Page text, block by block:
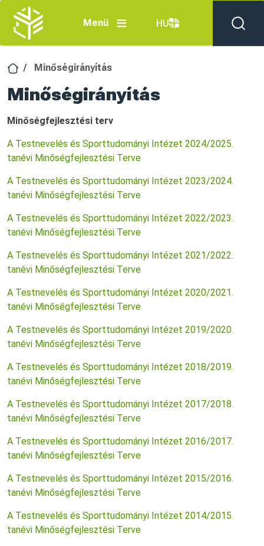
Ugrás a tartalomra
Menü
HU
Minőségirányítás
Minőségirányítás
Minőségfejlesztési terv
A Testnevelés és Sporttudományi Intézet 2024/2025.
tanévi Minőségfejlesztési Terve
A Testnevelés és Sporttudományi Intézet 2023/2024.
tanévi Minőségfejlesztési Terve
A Testnevelés és Sporttudományi Intézet 2022/2023.
tanévi Minőségfejlesztési Terve
A Testnevelés és Sporttudományi Intézet 2021/2022.
tanévi Minőségfejlesztési Terve
A Testnevelés és Sporttudományi Intézet 2020/2021.
tanévi Minőségfejlesztési Terve
A Testnevelés és Sporttudományi Intézet 2019/2020.
tanévi Minőségfejlesztési Terve
A Testnevelés és Sporttudományi Intézet 2018/2019.
tanévi Minőségfejlesztési Terve
A Testnevelés és Sporttudományi Intézet 2017/2018.
tanévi Minőségfejlesztési Terve
A Testnevelés és Sporttudományi Intézet 2016/2017.
tanévi Minőségfejlesztési Terve
A Testnevelés és Sporttudományi Intézet 2015/2016.
tanévi Minőségfejlesztési Terve
A Testnevelés és Sporttudományi Intézet 2014/2015.
tanévi Minőségfejlesztési Terve